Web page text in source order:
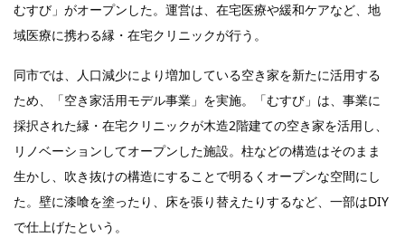
むすび」がオープンした。運営は、在宅医療や緩和ケアなど、地
域医療に携わる縁・在宅クリニックが行う。
同市では、人口減少により増加している空き家を新たに活用する
ため、「空き家活用モデル事業」を実施。「むすび」は、事業に
採択された縁・在宅クリニックが木造2階建ての空き家を活用し、
リノベーションしてオープンした施設。柱などの構造はそのまま
生かし、吹き抜けの構造にすることで明るくオープンな空間にし
た。壁に漆喰を塗ったり、床を張り替えたりするなど、一部はDIY
で仕上げたという。